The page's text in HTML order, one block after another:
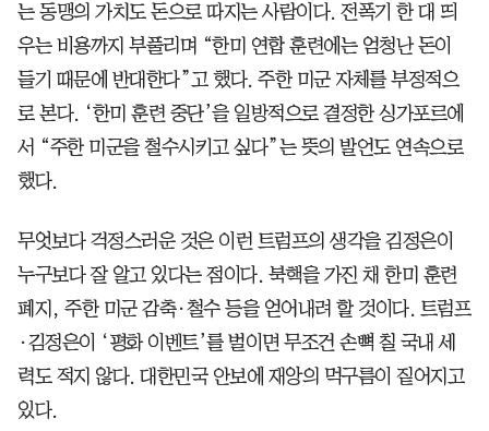
는 동맹의 가치도 돈으로 따지는 사람이다. 전폭기 한 대 띄
우는 비용까지 부풀리며 “한미 연합 훈련에는 엄청난 돈이
들기 때문에 반대한다”고 했다. 주한 미군 자체를 부정적으
로 본다. ‘한미 훈련 중단’을 일방적으로 결정한 싱가포르에
서 “주한 미군을 철수시키고 싶다”는 뜻의 발언도 연속으로
했다.
무엇보다 걱정스러운 것은 이런 트럼프의 생각을 김정은이
누구보다 잘 알고 있다는 점이다. 북핵을 가진 채 한미 훈련
폐지, 주한 미군 감축·철수 등을 얻어내려 할 것이다. 트럼프
·김정은이 ‘평화 이벤트’를 벌이면 무조건 손뼉 칠 국내 세
력도 적지 않다. 대한민국 안보에 재앙의 먹구름이 짙어지고
있다.